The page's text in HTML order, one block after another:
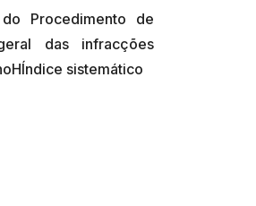
Procedimento de
das infracções